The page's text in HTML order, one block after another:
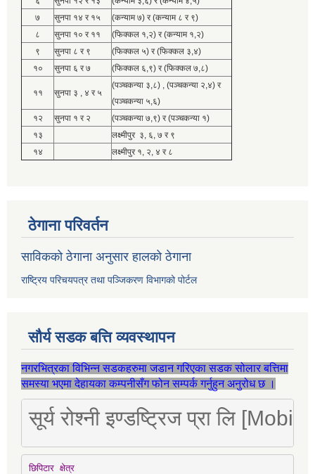
७
सुनपा १४ र १५
(कन्याम ७) र (कन्याम ८ र ९)
८
सुनपा १० र ११
(फिक्कल १,२) र (कन्याम १,२)
९
सुनपा ८ र ९
(फिक्कल ५) र (फिक्कल ३,४)
१०
सुनपा ६ र ७ (फिक्कल ६,९) र (फिक्कल ७,८)
११ सुनपा ३ , ४ र ५
(पञ्चकन्या ३,८) , (पञ्चकन्या २,४) र
(पञ्चकन्या ५,६)
१२
सुनपा १ र २
(पञ्चकन्या ७,९) र (पञ्चकन्या १)
१३
लक्ष्मीपुर ३, ६, ७ र ९
१४
लक्ष्मीपुर १, २, ४ र ८
ठेगाना परिवर्तन
साविकको ठेगाना अनुसार हालको ठेगाना
राष्ट्रिय परिचयपत्र तथा पञ्जिकरण विभागको पोर्टल
सौर्य सडक बत्ति व्यवस्थापन
नगरभित्रका विभिन्न सडकहरुमा जडान गरिएका सडक सोलार बत्तिमा
समस्या भएमा देहायका कम्पनीसँग फोन सम्पर्क गर्नुहुन अनुरोध छ ।
सूर्य रोश्नी इण्डष्ट्रिज प्रा लि
छिपिटार क्षेत्र